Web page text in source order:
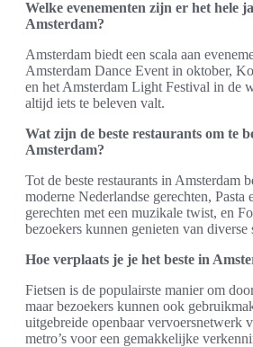
Welke evenementen zijn er het hele
Amsterdam?
Amsterdam biedt een scala aan
Amsterdam Dance Event in oktober,
en het Amsterdam Light Festival in de
altijd iets te beleven valt.
Wat zijn de beste restaurants om te
Amsterdam?
Tot de beste restaurants in Amsterdam
moderne Nederlandse gerechten, Pasta
gerechten met een muzikale twist, en
bezoekers kunnen genieten van diverse
Hoe verplaats je je het beste in
Fietsen is de populairste manier om
maar bezoekers kunnen ook
uitgebreide openbaar vervoersnetwerk
metro’s voor een gemakkelijke